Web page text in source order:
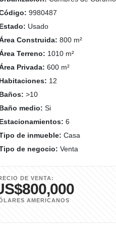
9980487
Usado
Construida: 800 m²
Terreno: 1010 m²
Privada: 600 m²
12
>10
medio: Si
6
de inmueble: Casa
de negocio: Venta
DE VENTA:
AMERICANOS